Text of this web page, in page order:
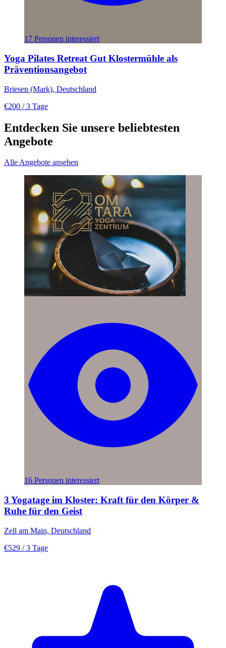
17 Personen interessiert
Yoga Pilates Retreat Gut Klostermühle als
Präventionsangebot
Briesen (Mark), Deutschland
€200 / 3 Tage
Entdecken Sie unsere beliebtesten
Angebote
Alle Angebote ansehen
16 Personen interessiert
3 Yogatage im Kloster: Kraft für den Körper &
Ruhe für den Geist
Zell am Main, Deutschland
€529 / 3 Tage